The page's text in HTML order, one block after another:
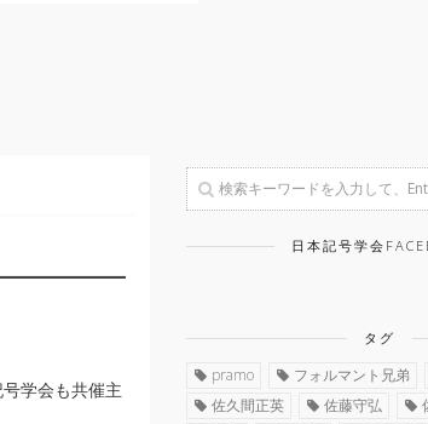
学会も共催主
日本記号学会
タグ
pramo フォルマント兄弟
佐久間正英
佐藤守弘